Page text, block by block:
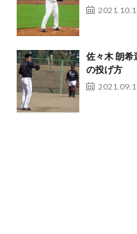
佐々木 朗希
の投げ方